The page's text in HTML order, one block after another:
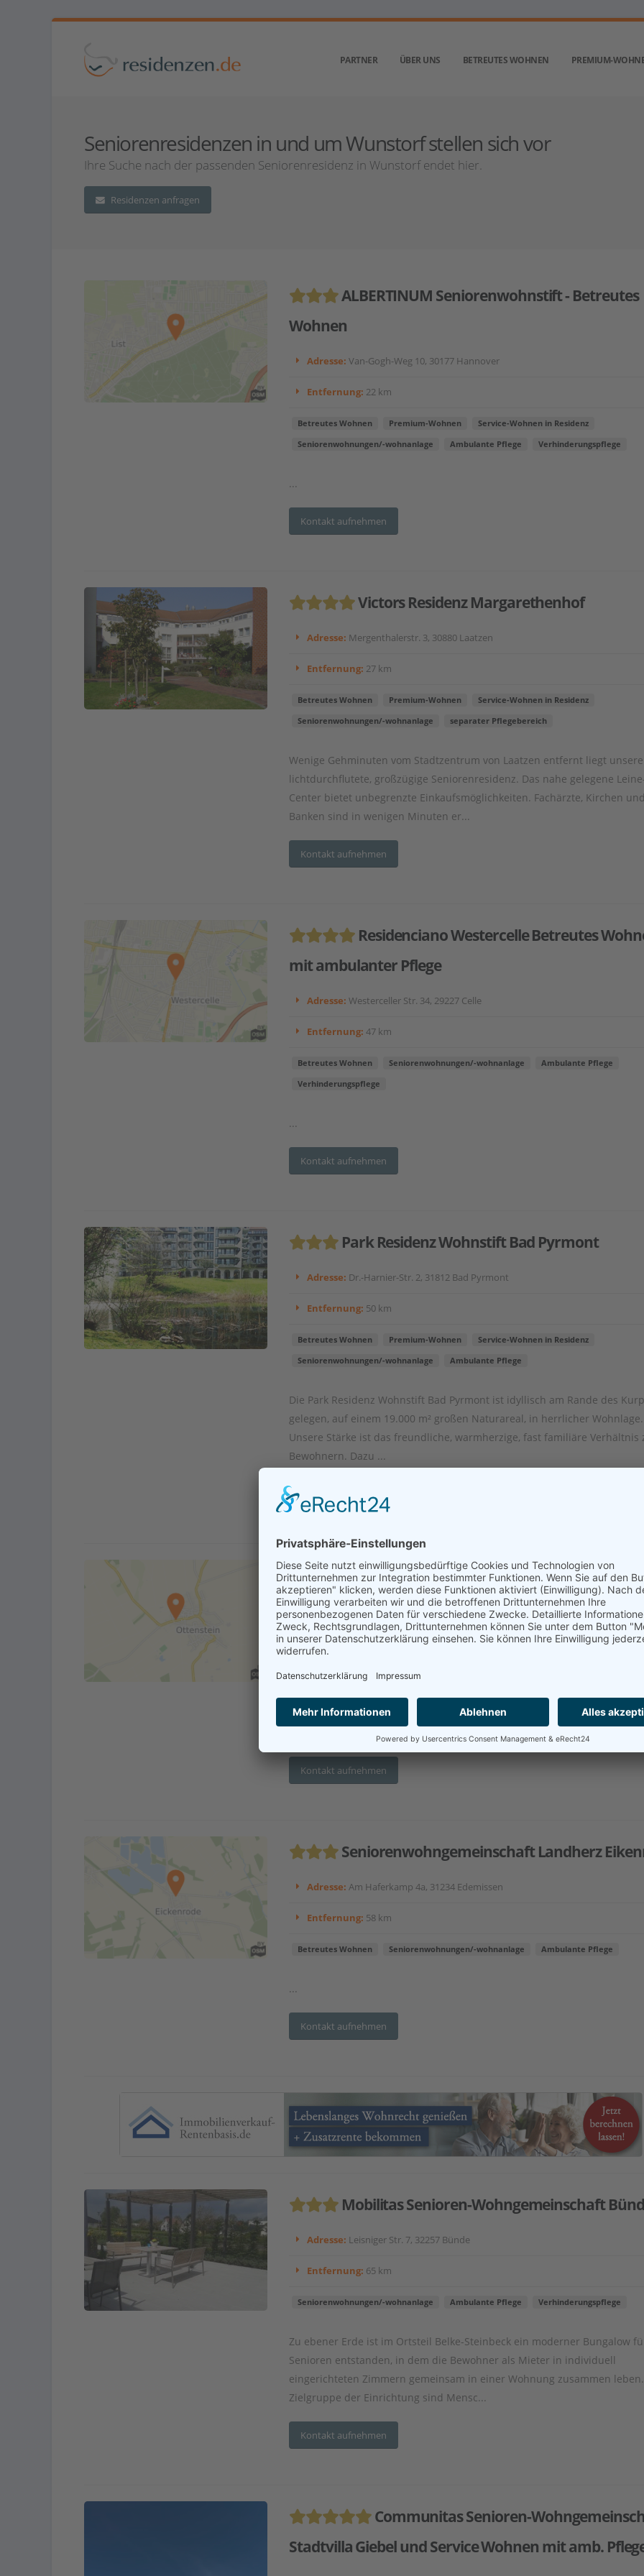
PARTNER ÜBER UNS BETREUTES WOHNEN PREMIUM-
Seniorenresidenzen in und um Wunstorf stellen sich vor
Ihre Suche nach der passenden Seniorenresidenz in Wunstorf endet hier.
Residenzen anfragen
ALBERTINUM Seniorenwohnstift - Betreutes
Wohnen
Adresse: Van-Gogh-Weg 10, 30177 Hannover
Entfernung: 22 km
Betreutes Wohnen Premium-Wohnen Service-Wohnen in Residenz
Seniorenwohnungen/-wohnanlage Ambulante Pflege Verhinderungspflege
...
Kontakt aufnehmen
Victors Residenz Margarethenhof
Adresse: Mergenthalerstr. 3, 30880 Laatzen
Entfernung: 27 km
Betreutes Wohnen Premium-Wohnen Service-Wohnen in Residenz
Seniorenwohnungen/-wohnanlage separater Pflegebereich
Wenige Gehminuten vom Stadtzentrum von Laatzen entfernt liegt unsere
lichtdurchflutete, großzügige Seniorenresidenz. Das nahe gelegene
Center bietet unbegrenzte Einkaufsmöglichkeiten. Fachärzte, Kirchen
Banken sind in wenigen Minuten er...
Kontakt aufnehmen
Residenciano Westercelle Betreutes
mit ambulanter Pflege
Adresse: Westerceller Str. 34, 29227 Celle
Entfernung: 47 km
Betreutes Wohnen Seniorenwohnungen/-wohnanlage Ambulante Pflege
Verhinderungspflege
...
Kontakt aufnehmen
Park Residenz Wohnstift Bad Pyrmont
Adresse: Dr.-Harnier-Str. 2, 31812 Bad Pyrmont
Entfernung: 50 km
Betreutes Wohnen Premium-Wohnen Service-Wohnen in Residenz
Seniorenwohnungen/-wohnanlage Ambulante Pflege
Die Park Residenz Wohnstift Bad Pyrmont ist idyllisch am Rande des
gelegen, auf einem 19.000 m² großen Naturareal, in herrlicher Wohnlage.
Unsere Stärke ist das freundliche, warmherzige, fast familiäre Verhältnis
Bewohnern. Dazu ...
Kontakt aufnehmen
Wohnhaus Alte Schmiede
Adresse:Amtsstr. 16, 31868 Ottenstein
Entfernung:53 km
Betreutes Wohnen Seniorenwohnungen/-wohnanlage
Kontakt aufnehmen
Seniorenwohngemeinschaft Landherz
Adresse: Am Haferkamp 4a, 31234 Edemissen
Entfernung: 58 km
Betreutes Wohnen Seniorenwohnungen/-wohnanlage Ambulante Pflege
...
Kontakt aufnehmen
Mobilitas Senioren-Wohngemeinschaft
Adresse: Leisniger Str. 7, 32257 Bünde
Entfernung: 65 km
Seniorenwohnungen/-wohnanlage Ambulante Pflege Verhinderungspflege
Zu ebener Erde ist im Ortsteil Belke-Steinbeck ein moderner Bungalow
Senioren entstanden, in dem die Bewohner als Mieter in individuell
eingerichteten Zimmern gemeinsam in einer Wohnung zusammen leben.
Zielgruppe der Einrichtung sind Mensc...
Kontakt aufnehmen
Communitas Senioren-
Stadtvilla Giebel und Service Wohnen mit amb.